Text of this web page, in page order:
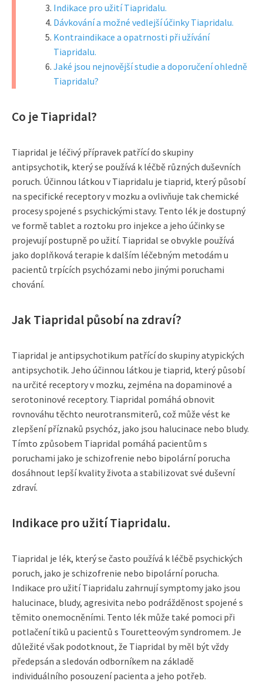
Indikace pro užití Tiapridalu.
Dávkování a možné vedlejší účinky Tiapridalu.
Kontraindikace a opatrnosti při užívání
Tiapridalu.
Jaké jsou nejnovější studie a doporučení ohledně
Tiapridalu?
Co je Tiapridal?
Tiapridal je léčivý přípravek patřící do skupiny
antipsychotik, který se používá k léčbě různých duševních
poruch. Účinnou látkou v Tiapridalu je tiaprid, který působí
na specifické receptory v mozku a ovlivňuje tak chemické
procesy spojené s psychickými stavy. Tento lék je dostupný
ve formě tablet a roztoku pro injekce a jeho účinky se
projevují postupně po užití. Tiapridal se obvykle používá
jako doplňková terapie k dalším léčebným metodám u
pacientů trpících psychózami nebo jinými poruchami
chování.
Jak Tiapridal působí na zdraví?
Tiapridal je antipsychotikum patřící do skupiny atypických
antipsychotik. Jeho účinnou látkou je tiaprid, který působí
na určité receptory v mozku, zejména na dopaminové a
serotoninové receptory. Tiapridal pomáhá obnovit
rovnováhu těchto neurotransmiterů, což může vést ke
zlepšení příznaků psychóz, jako jsou halucinace nebo bludy.
Tímto způsobem Tiapridal pomáhá pacientům s
poruchami jako je schizofrenie nebo bipolární porucha
dosáhnout lepší kvality života a stabilizovat své duševní
zdraví.
Indikace pro užití Tiapridalu.
Tiapridal je lék, který se často používá k léčbě psychických
poruch, jako je schizofrenie nebo bipolární porucha.
Indikace pro užití Tiapridalu zahrnují symptomy jako jsou
halucinace, bludy, agresivita nebo podrážděnost spojené s
těmito onemocněními. Tento lék může také pomoci při
potlačení tiků u pacientů s Touretteovým syndromem. Je
důležité však podotknout, že Tiapridal by měl být vždy
předepsán a sledován odborníkem na základě
individuálního posouzení pacienta a jeho potřeb.